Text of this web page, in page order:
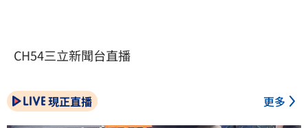
CH54三立新聞台直播
現正直播 更多